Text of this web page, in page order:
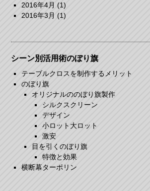
2016年4月 (1)
2016年3月 (1)
シーン別活用術のぼり旗
テーブルクロスを制作するメリット
のぼり旗
オリジナルののぼり旗製作
シルクスクリーン
デザイン
小ロット大ロット
激安
目を引くのぼり旗
特徴と効果
横断幕ターポリン